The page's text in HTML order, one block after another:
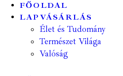
FŐOLDAL
LAPVÁSÁRLÁS
Élet és Tudomány
Természet Világa
Valóság